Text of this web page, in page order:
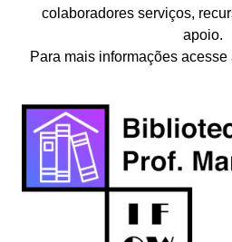
colaboradores serviços,
apoio.
Para mais informações acesse